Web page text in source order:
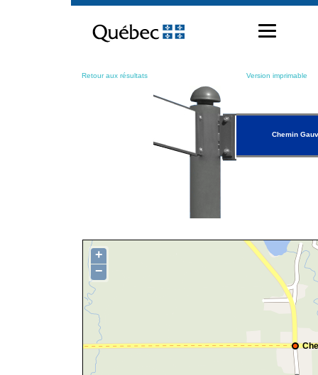
contenu
Retour aux résultats Version imprimable
Chemin
+
−